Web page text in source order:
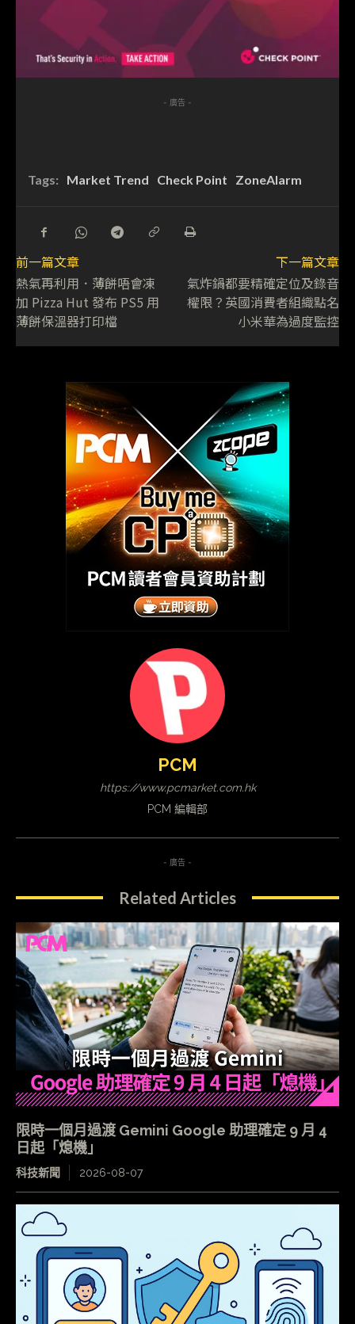
- 廣告 -
Tags: Market Trend Check Point ZoneAlarm
前一篇文章
熱氣再利用．薄餅唔會凍
加 Pizza Hut 發布 PS5 用
薄餅保溫器打印檔
下一篇文章
氣炸鍋都要精確定位及錄音
權限？英國消費者組織點名
小米華為過度監控
PCM
https://www.pcmarket.com.hk
PCM 編輯部
- 廣告 -
Related Articles
限時一個月過渡 Gemini Google 助理確定 9 月 4
日起「熄機」
科技新聞 2026-08-07